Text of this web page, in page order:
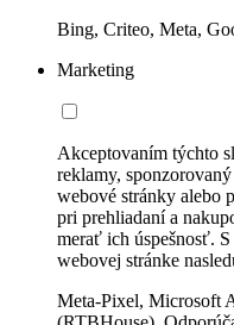
Bing, Criteo, Meta,
Marketing
Akceptovaním týchto
reklamy,
webové stránky alebo
pri prehliadaní a
merať ich úspešnosť.
webovej stránke
Meta-Pixel, Microsoft